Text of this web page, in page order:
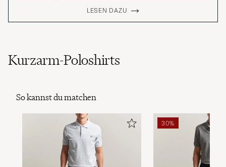
LESEN DAZU
Kurzarm-Poloshirts
So kannst du matchen
30%